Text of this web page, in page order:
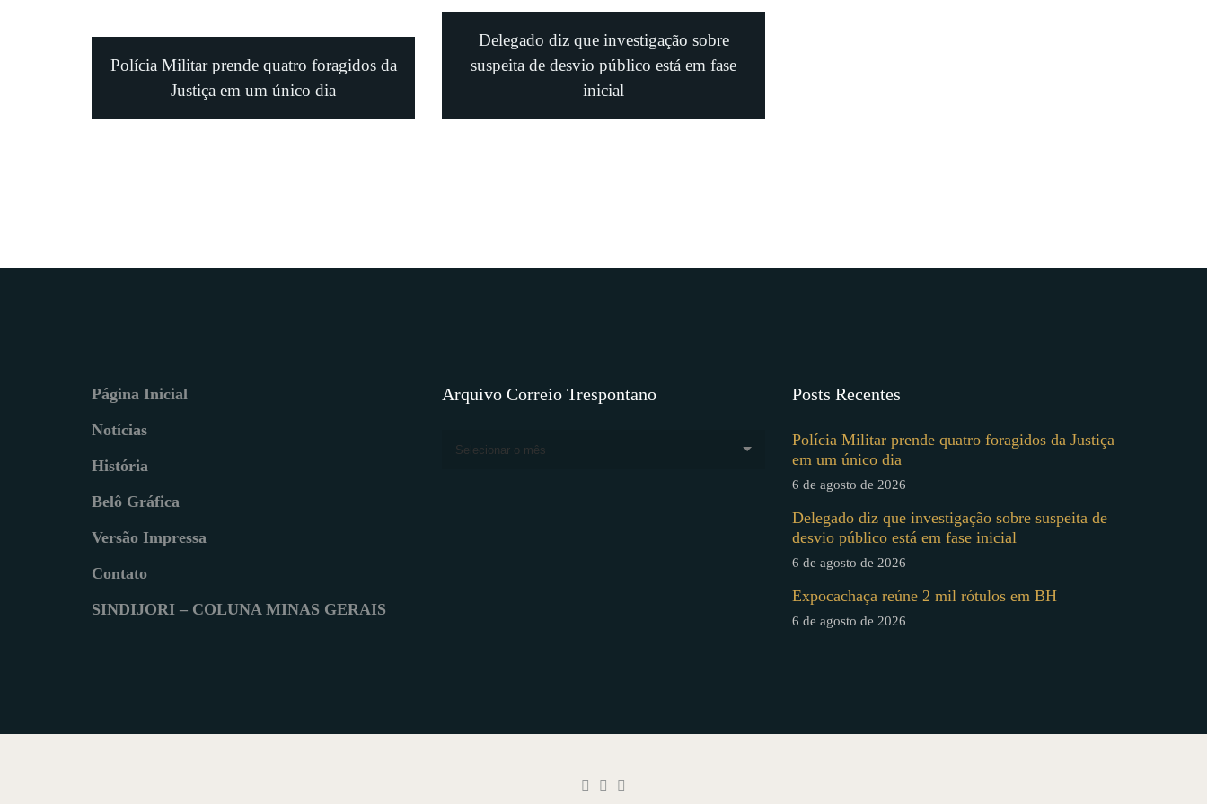
Polícia Militar prende quatro foragidos da
Justiça em um único dia
Delegado diz que investigação sobre
suspeita de desvio público está em fase
inicial
Página Inicial
Notícias
História
Belô Gráfica
Versão Impressa
Contato
SINDIJORI – COLUNA MINAS GERAIS
Arquivo Correio Trespontano
Selecionar o mês
Posts Recentes
Polícia Militar prende quatro foragidos da Justiça
em um único dia
6 de agosto de 2026
Delegado diz que investigação sobre suspeita de
desvio público está em fase inicial
6 de agosto de 2026
Expocachaça reúne 2 mil rótulos em BH
6 de agosto de 2026